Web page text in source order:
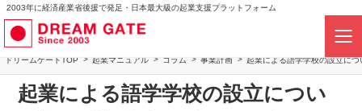
2003年に経済産業省後援で発足・日本最大級の起業支援プラットフォーム
ドリームゲートTOP 起業マニュアル コラム 事業計画 起業による語学学校の設立に
起業による語学学校の設立につい